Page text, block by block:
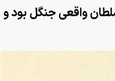
واقعی جنگل بود و
پس از ۷۰ سال؛ ببرها دوباره به سرزمین